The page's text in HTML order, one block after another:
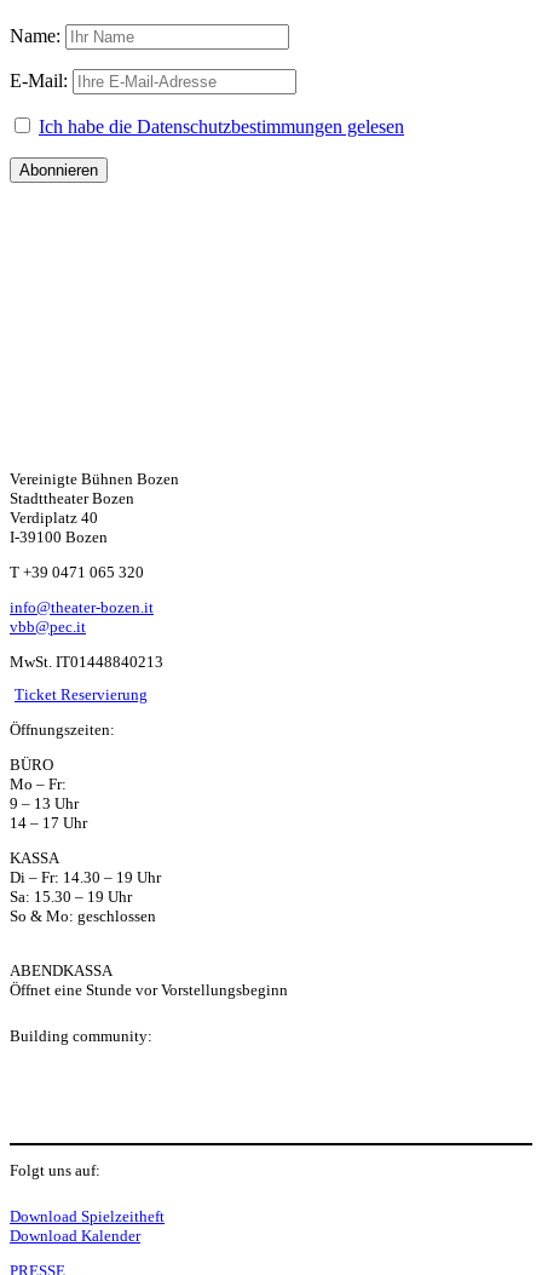
Name:
E-Mail:
Ich habe die Datenschutzbestimmungen gelesen
Vereinigte Bühnen Bozen
Stadttheater Bozen
Verdiplatz 40
I-39100 Bozen
T +39 0471 065 320
info@theater-bozen.it
vbb@pec.it
MwSt. IT01448840213
W
ha
ts
ap
p
Ticket Reservierung
Öffnungszeiten:
BÜRO
Mo – Fr:
9 – 13 Uhr
14 – 17 Uhr
KASSA
Di – Fr: 14.30 – 19 Uhr
Sa: 15.30 – 19 Uhr
So & Mo: geschlossen
ABENDKASSA
Öffnet eine Stunde vor Vorstellungsbeginn
Building community:
P
Folgt uns auf:
Y
Download Spielzeitheft
Download Kalender
PRESSE